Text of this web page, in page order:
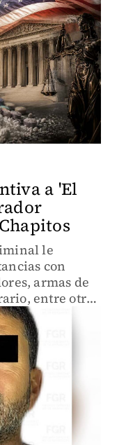
a 'El
le
con
armas de
entre otros